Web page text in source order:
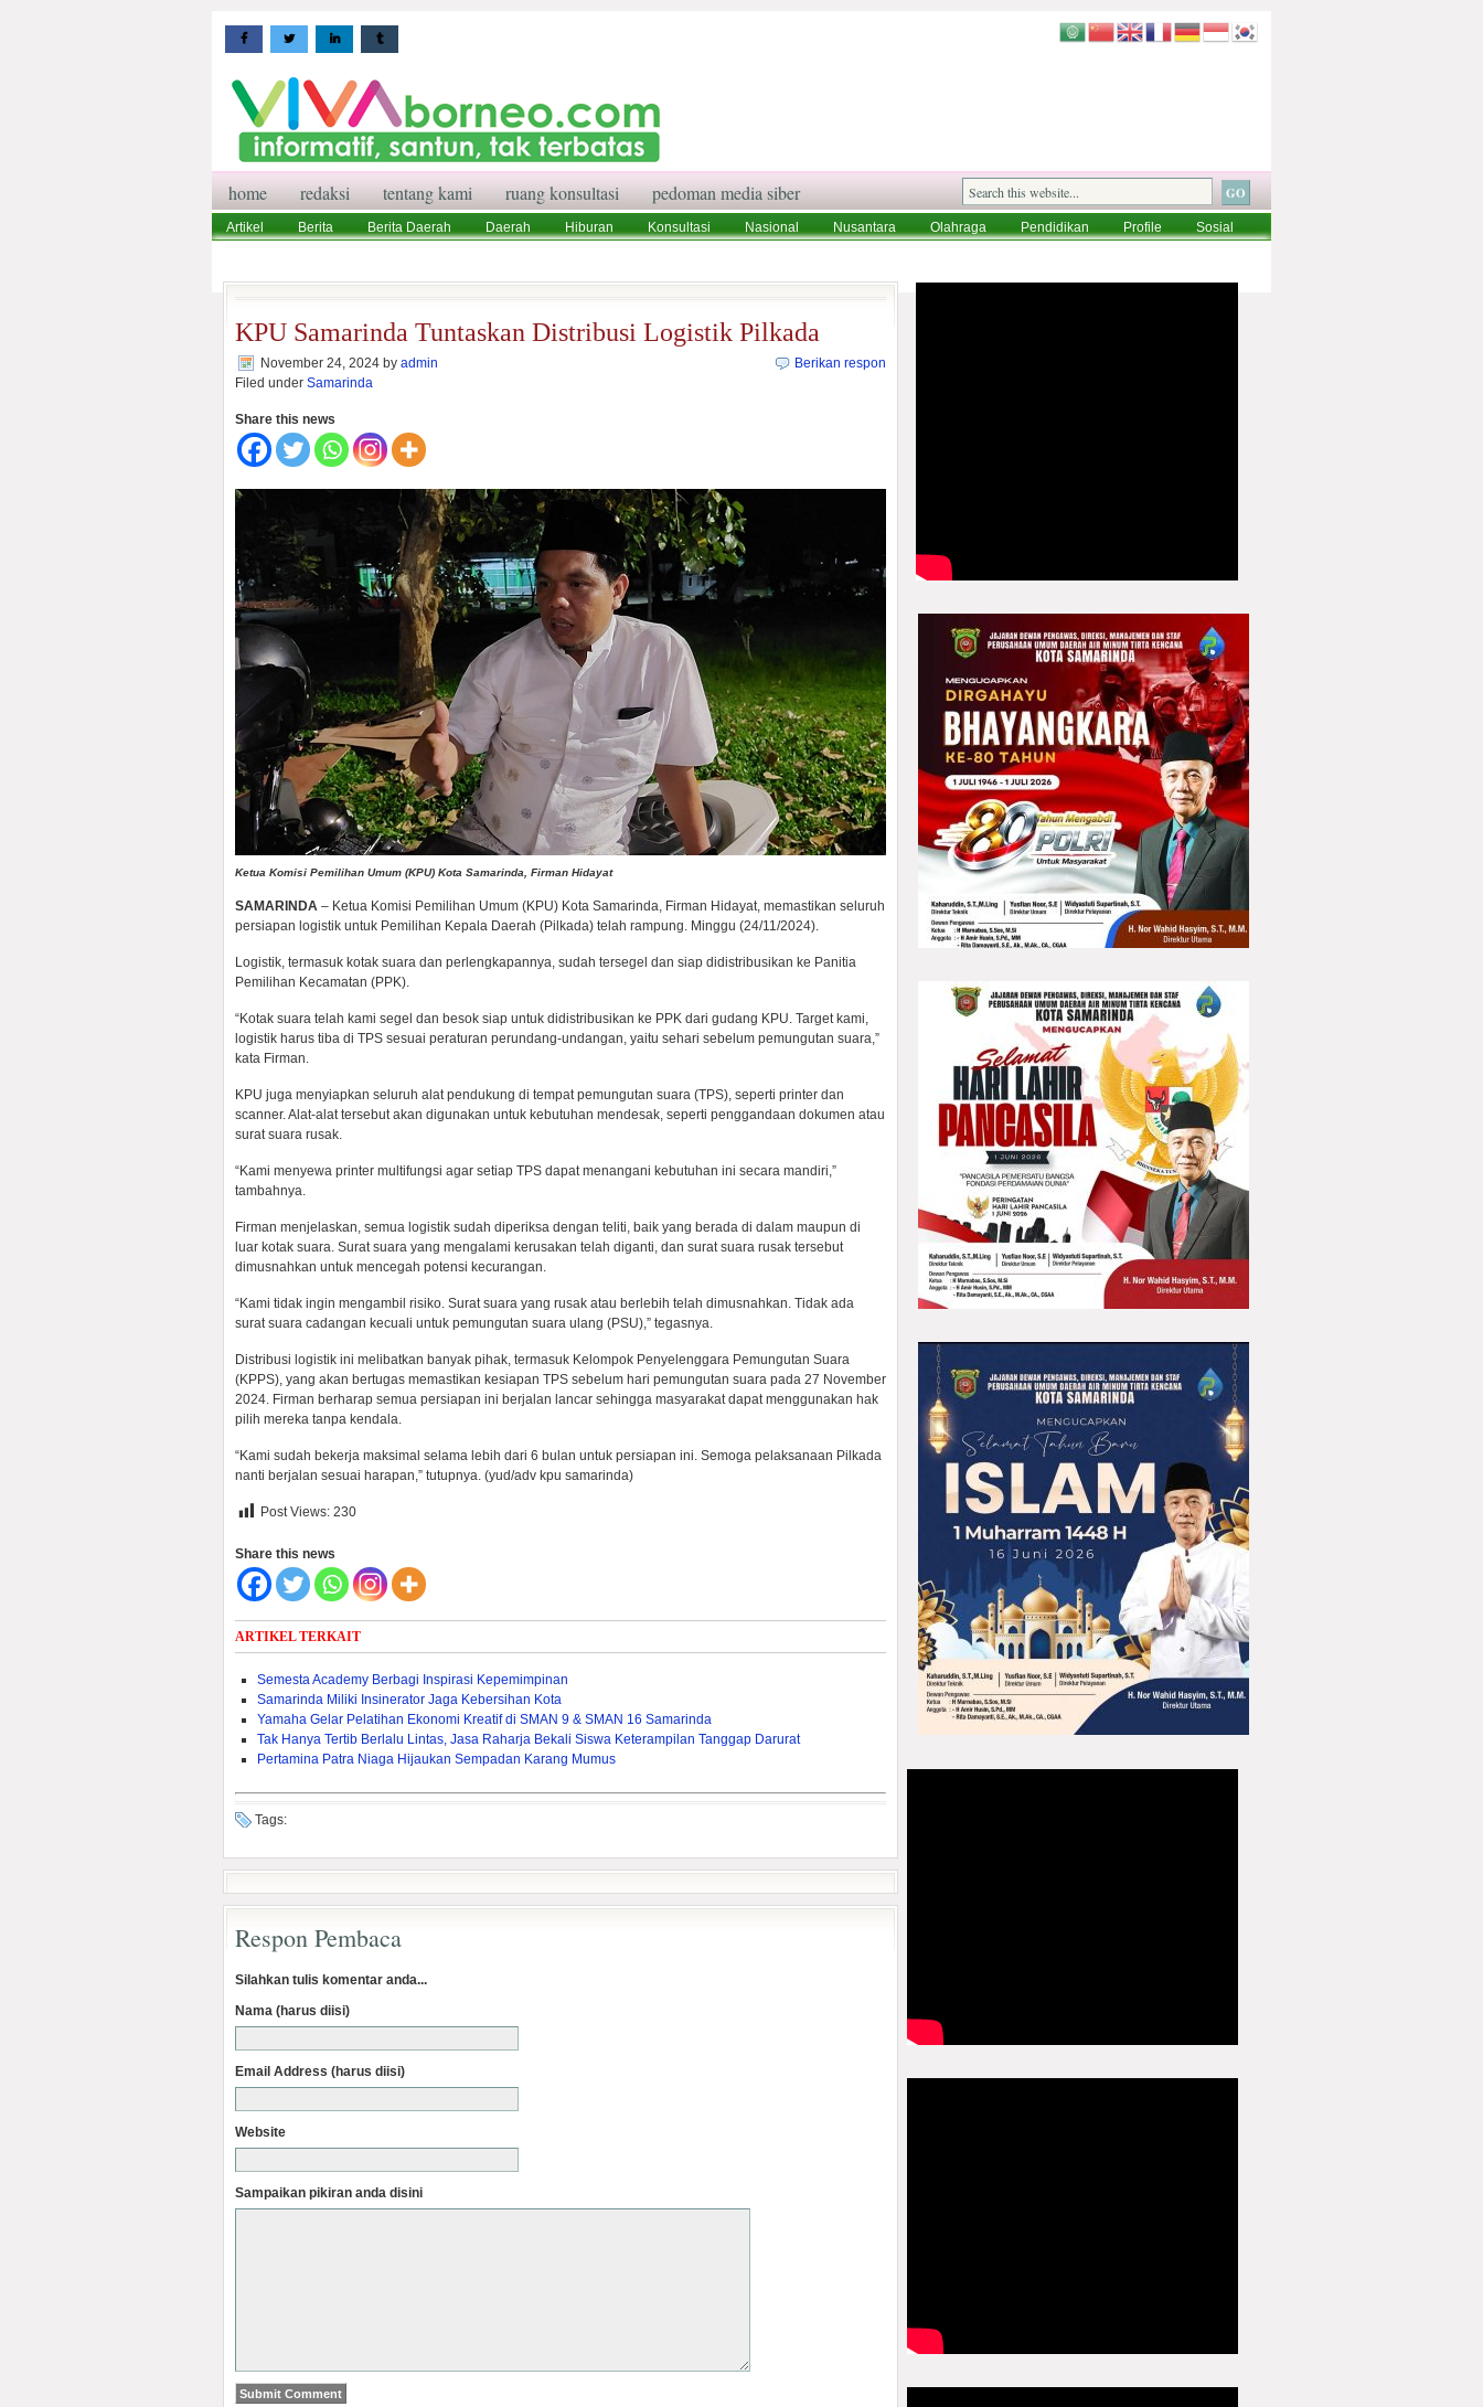
home redaksi tentang kami ruang konsultasi pedoman media siber
Artikel Berita Berita Daerah Daerah Hiburan Konsultasi Nasional Nusantara Olahraga Pendidikan Profile
Sosial
KPU Samarinda Tuntaskan Distribusi Logistik Pilkada
November 24, 2024 by admin
Filed under Samarinda
Berikan respon
Share this news
Ketua Komisi Pemilihan Umum (KPU) Kota Samarinda, Firman Hidayat
SAMARINDA – Ketua Komisi Pemilihan Umum (KPU) Kota Samarinda, Firman Hidayat, memastikan seluruh
persiapan logistik untuk Pemilihan Kepala Daerah (Pilkada) telah rampung. Minggu (24/11/2024).
Logistik, termasuk kotak suara dan perlengkapannya, sudah tersegel dan siap didistribusikan ke Panitia
Pemilihan Kecamatan (PPK).
“Kotak suara telah kami segel dan besok siap untuk didistribusikan ke PPK dari gudang KPU. Target kami,
logistik harus tiba di TPS sesuai peraturan perundang-undangan, yaitu sehari sebelum pemungutan suara,”
kata Firman.
KPU juga menyiapkan seluruh alat pendukung di tempat pemungutan suara (TPS), seperti printer dan
scanner. Alat-alat tersebut akan digunakan untuk kebutuhan mendesak, seperti penggandaan dokumen atau
surat suara rusak.
“Kami menyewa printer multifungsi agar setiap TPS dapat menangani kebutuhan ini secara mandiri,”
tambahnya.
Firman menjelaskan, semua logistik sudah diperiksa dengan teliti, baik yang berada di dalam maupun di
luar kotak suara. Surat suara yang mengalami kerusakan telah diganti, dan surat suara rusak tersebut
dimusnahkan untuk mencegah potensi kecurangan.
“Kami tidak ingin mengambil risiko. Surat suara yang rusak atau berlebih telah dimusnahkan. Tidak ada
surat suara cadangan kecuali untuk pemungutan suara ulang (PSU),” tegasnya.
Distribusi logistik ini melibatkan banyak pihak, termasuk Kelompok Penyelenggara Pemungutan Suara
(KPPS), yang akan bertugas memastikan kesiapan TPS sebelum hari pemungutan suara pada 27 November
2024. Firman berharap semua persiapan ini berjalan lancar sehingga masyarakat dapat menggunakan hak
pilih mereka tanpa kendala.
“Kami sudah bekerja maksimal selama lebih dari 6 bulan untuk persiapan ini. Semoga pelaksanaan Pilkada
nanti berjalan sesuai harapan,” tutupnya. (yud/adv kpu samarinda)
Post Views: 230
Share this news
ARTIKEL TERKAIT
Semesta Academy Berbagi Inspirasi Kepemimpinan
Samarinda Miliki Insinerator Jaga Kebersihan Kota
Yamaha Gelar Pelatihan Ekonomi Kreatif di SMAN 9 & SMAN 16 Samarinda
Tak Hanya Tertib Berlalu Lintas, Jasa Raharja Bekali Siswa Keterampilan Tanggap Darurat
Pertamina Patra Niaga Hijaukan Sempadan Karang Mumus
Tags:
Respon Pembaca
Silahkan tulis komentar anda...
Nama (harus diisi)
Email Address (harus diisi)
Website
Sampaikan pikiran anda disini